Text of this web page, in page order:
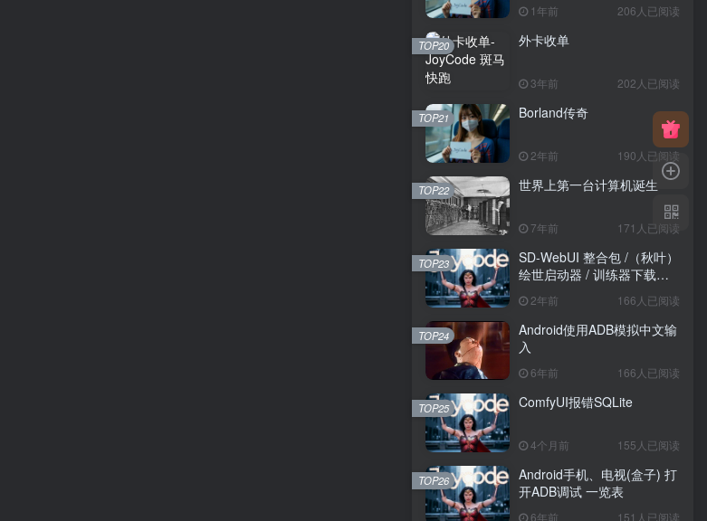
1年前 206人已阅读
外卡收单
3年前 202人已阅读
TOP20
Borland传奇
2年前 190人已阅读
TOP21
世界上第一台计算机诞生
7年前 171人已阅读
TOP22
SD-WebUI 整合包 /（秋叶）
绘世启动器 / 训练器下载导
2年前 166人已阅读
TOP23
Android使用ADB模拟中文输
入
6年前 166人已阅读
TOP24
ComfyUI报错SQLite
4个月前 155人已阅读
TOP25
Android手机、电视(盒子) 打
开ADB调试 一览表
6年前 151人已阅读
TOP26